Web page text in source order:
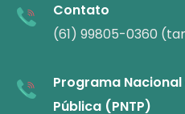
Contato
(61) 99805-0360
Programa
Pública (PNTP)